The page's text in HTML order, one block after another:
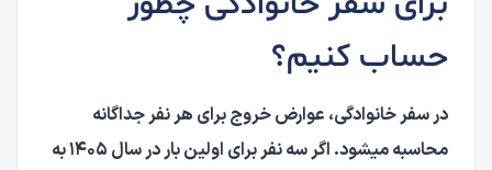
حساب کنیم؟
در سفر خانوادگی، عوارض خروج برای هر نفر جداگانه
محاسبه میشود. اگر سه نفر برای اولین بار در سال ۱۴۰۵ به